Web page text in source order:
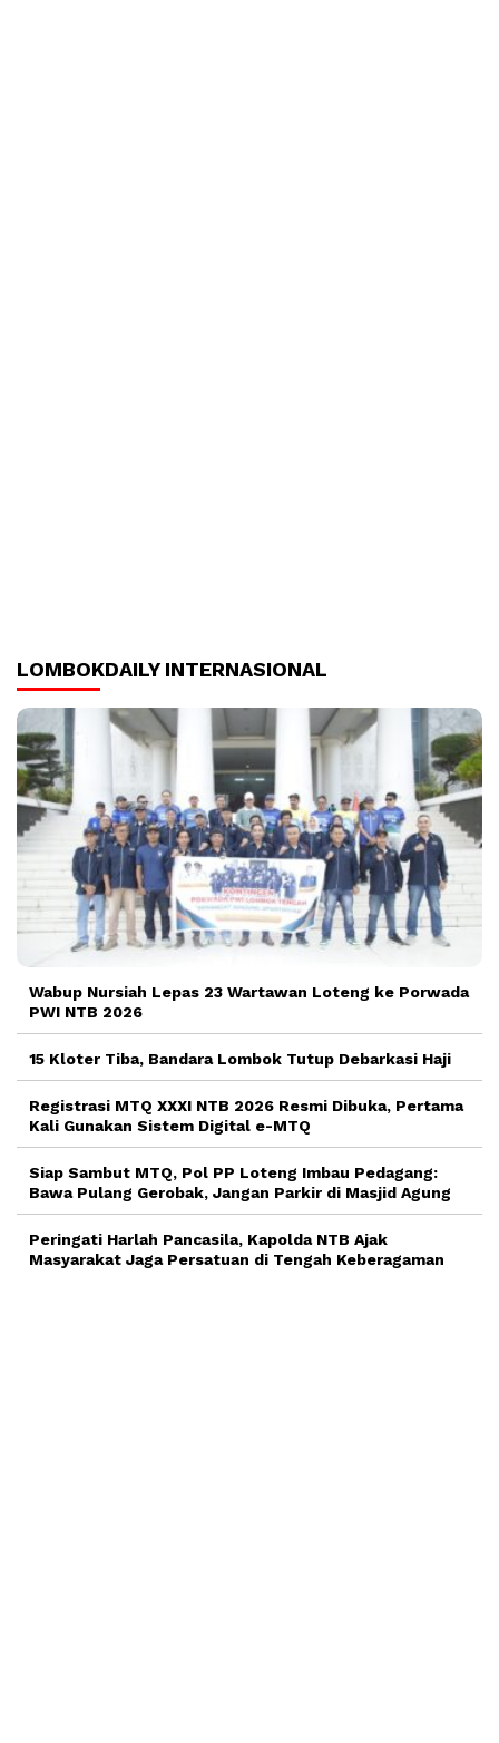
LOMBOKDAILY INTERNASIONAL
Wabup Nursiah Lepas 23 Wartawan Loteng ke Porwada
PWI NTB 2026
15 Kloter Tiba, Bandara Lombok Tutup Debarkasi Haji
Registrasi MTQ XXXI NTB 2026 Resmi Dibuka, Pertama
Kali Gunakan Sistem Digital e-MTQ
Siap Sambut MTQ, Pol PP Loteng Imbau Pedagang:
Bawa Pulang Gerobak, Jangan Parkir di Masjid Agung
Peringati Harlah Pancasila, Kapolda NTB Ajak
Masyarakat Jaga Persatuan di Tengah Keberagaman